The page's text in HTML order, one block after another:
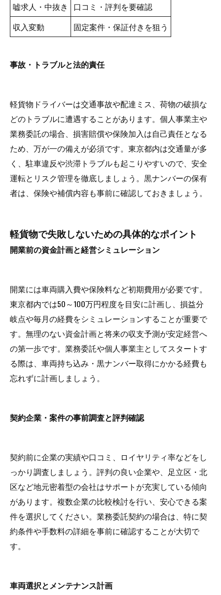
嘘求人・中抜き
口コミ・評判を要確認
収入変動
固定案件・保証付きを狙う
事故・トラブルと法的責任
軽貨物ドライバーは交通事故や配達ミス、荷物の破損な
どのトラブルに遭遇することがあります。個人事業主や
業務委託の場合、損害賠償や保険加入は自己責任となる
ため、万が一の備えが必須です。東京都内は交通量が多
く、駐車違反や渋滞トラブルも起こりやすいので、安全
運転とリスク管理を徹底しましょう。黒ナンバーの保有
者は、保険や補償内容も事前に確認しておきましょう。
軽貨物で失敗しないための具体的なポイント
開業前の資金計画と経営シミュレーション
開業には車両購入費や保険料など初期費用が必要です。
東京都内では50～100万円程度を目安に計画し、損益分
岐点や毎月の経費をシミュレーションすることが重要で
す。無理のない資金計画と将来の収支予測が安定経営へ
の第一歩です。業務委託や個人事業主としてスタートす
る際は、車両持ち込み・黒ナンバー取得にかかる経費も
忘れずに計画しましょう。
契約企業・案件の事前調査と評判確認
契約前に企業の実績や口コミ、ロイヤリティ率などをし
っかり調査しましょう。評判の良い企業や、足立区・北
区など地元密着型の会社はサポートが充実している傾向
があります。複数企業の比較検討を行い、安心できる案
件を選択してください。業務委託契約の場合は、特に契
約条件や手数料の詳細を事前に確認することが大切で
す。
車両選択とメンテナンス計画